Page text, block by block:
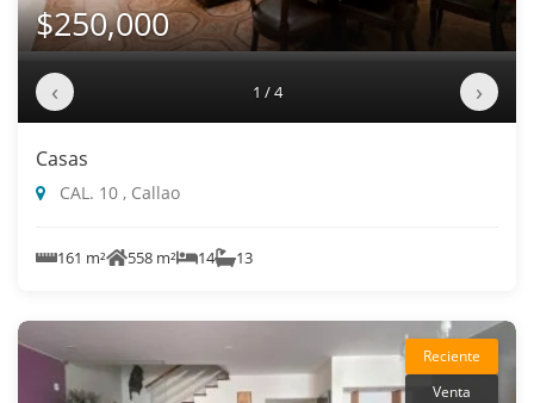
$250,000
‹ 1 / 4 ›
Casas
CAL. 10 , Callao
161 m² 558 m² 14 13
Reciente
Venta